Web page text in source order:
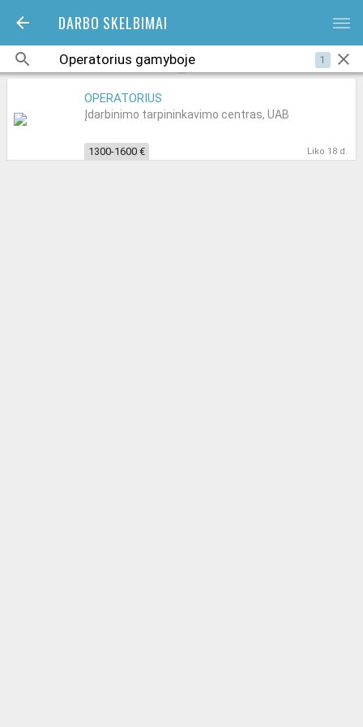
DARBO SKELBIMAI bars
1
OPERATORIUS
Įdarbinimo tarpininkavimo centras, UAB
1300-1600 € Liko 18 d.